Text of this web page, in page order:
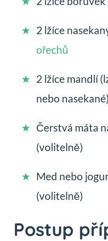
2 lžíce
ořechů
2 lžíce mandlí
nebo nasekané)
Čerstvá máta
(volitelně)
Med nebo
(volitelně)
Postup